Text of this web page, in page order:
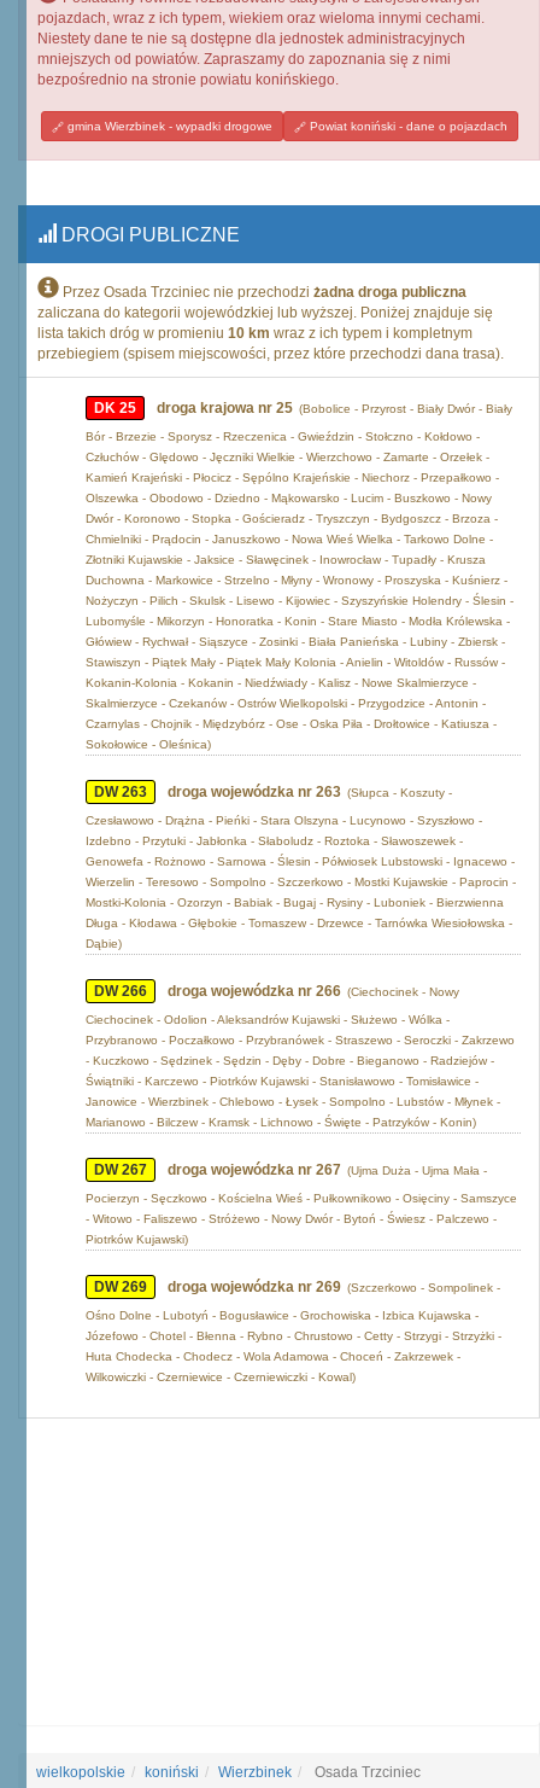
pojazdach, wraz z ich typem, wiekiem oraz wieloma innymi cechami.
Niestety dane te nie są dostępne dla jednostek administracyjnych
mniejszych od powiatów. Zapraszamy do zapoznania się z nimi
bezpośrednio na stronie powiatu konińskiego.
gmina Wierzbinek - wypadki drogowe Powiat koniński - dane o pojazdach
DROGI PUBLICZNE
Przez Osada Trzciniec nie przechodzi żadna droga publiczna
zaliczana do kategorii wojewódzkiej lub wyższej. Poniżej znajduje się
lista takich dróg w promieniu 10 km wraz z ich typem i kompletnym
przebiegiem (spisem miejscowości, przez które przechodzi dana trasa).
DK 25 droga krajowa nr 25 (Bobolice - Przyrost - Biały Dwór - Biały
Bór - Brzezie - Sporysz - Rzeczenica - Gwieździn - Stołczno - Kołdowo -
Człuchów - Ględowo - Jęczniki Wielkie - Wierzchowo - Zamarte - Orzełek -
Kamień Krajeński - Płocicz - Sępólno Krajeńskie - Niechorz - Przepałkowo -
Olszewka - Obodowo - Dziedno - Mąkowarsko - Lucim - Buszkowo - Nowy
Dwór - Koronowo - Stopka - Gościeradz - Tryszczyn - Bydgoszcz - Brzoza -
Chmielniki - Prądocin - Januszkowo - Nowa Wieś Wielka - Tarkowo Dolne -
Złotniki Kujawskie - Jaksice - Sławęcinek - Inowrocław - Tupadły - Krusza
Duchowna - Markowice - Strzelno - Młyny - Wronowy - Proszyska - Kuśnierz -
Nożyczyn - Pilich - Skulsk - Lisewo - Kijowiec - Szyszyńskie Holendry - Ślesin -
Lubomyśle - Mikorzyn - Honoratka - Konin - Stare Miasto - Modła Królewska -
Główiew - Rychwał - Siąszyce - Zosinki - Biała Panieńska - Lubiny - Zbiersk -
Stawiszyn - Piątek Mały - Piątek Mały Kolonia - Anielin - Witoldów - Russów -
Kokanin-Kolonia - Kokanin - Niedźwiady - Kalisz - Nowe Skalmierzyce -
Skalmierzyce - Czekanów - Ostrów Wielkopolski - Przygodzice - Antonin -
Czarnylas - Chojnik - Międzybórz - Ose - Oska Piła - Drołtowice - Katiusza -
Sokołowice - Oleśnica)
DW 263 droga wojewódzka nr 263 (Słupca - Koszuty -
Czesławowo - Drążna - Pieńki - Stara Olszyna - Lucynowo - Szyszłowo -
Izdebno - Przytuki - Jabłonka - Słaboludz - Roztoka - Sławoszewek -
Genowefa - Rożnowo - Sarnowa - Ślesin - Półwiosek Lubstowski - Ignacewo -
Wierzelin - Teresowo - Sompolno - Szczerkowo - Mostki Kujawskie - Paprocin -
Mostki-Kolonia - Ozorzyn - Babiak - Bugaj - Rysiny - Luboniek - Bierzwienna
Długa - Kłodawa - Głębokie - Tomaszew - Drzewce - Tarnówka Wiesiołowska -
Dąbie)
DW 266 droga wojewódzka nr 266 (Ciechocinek - Nowy
Ciechocinek - Odolion - Aleksandrów Kujawski - Służewo - Wólka -
Przybranowo - Poczałkowo - Przybranówek - Straszewo - Seroczki - Zakrzewo
- Kuczkowo - Sędzinek - Sędzin - Dęby - Dobre - Bieganowo - Radziejów -
Świątniki - Karczewo - Piotrków Kujawski - Stanisławowo - Tomisławice -
Janowice - Wierzbinek - Chlebowo - Łysek - Sompolno - Lubstów - Młynek -
Marianowo - Bilczew - Kramsk - Lichnowo - Święte - Patrzyków - Konin)
DW 267 droga wojewódzka nr 267 (Ujma Duża - Ujma Mała -
Pocierzyn - Sęczkowo - Kościelna Wieś - Pułkownikowo - Osięciny - Samszyce
- Witowo - Faliszewo - Stróżewo - Nowy Dwór - Bytoń - Świesz - Palczewo -
Piotrków Kujawski)
DW 269 droga wojewódzka nr 269 (Szczerkowo - Sompolinek -
Ośno Dolne - Lubotyń - Bogusławice - Grochowiska - Izbica Kujawska -
Józefowo - Chotel - Błenna - Rybno - Chrustowo - Cetty - Strzygi - Strzyżki -
Huta Chodecka - Chodecz - Wola Adamowa - Choceń - Zakrzewek -
Wilkowiczki - Czerniewice - Czerniewiczki - Kowal)
wielkopolskie koniński Wierzbinek Osada Trzciniec